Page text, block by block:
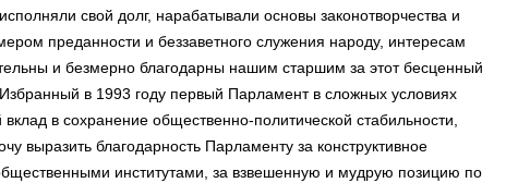
свой долг, нарабатывали основы законотворчества и
преданности и беззаветного служения народу, интересам
и безмерно благодарны нашим старшим за этот бесценный
в 1993 году первый Парламент в сложных условиях
в сохранение общественно-политической стабильности,
выразить благодарность Парламенту за конструктивное
институтами, за взвешенную и мудрую позицию по